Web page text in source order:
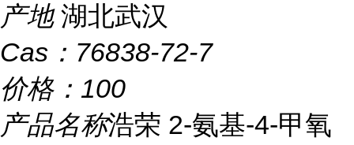
产地 湖北武汉
Cas： 76838-72-7
价格： 100
产品名称浩荣 2-氨基-4-甲氧